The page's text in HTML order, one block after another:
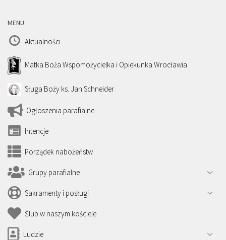
MENU
Aktualności
Matka Boża Wspomożycielka i Opiekunka Wrocławia
Sługa Boży ks. Jan Schneider
Ogłoszenia parafialne
Intencje
Porządek nabożeństw
Grupy parafialne
Sakramenty i posługi
Ślub w naszym kościele
Ludzie